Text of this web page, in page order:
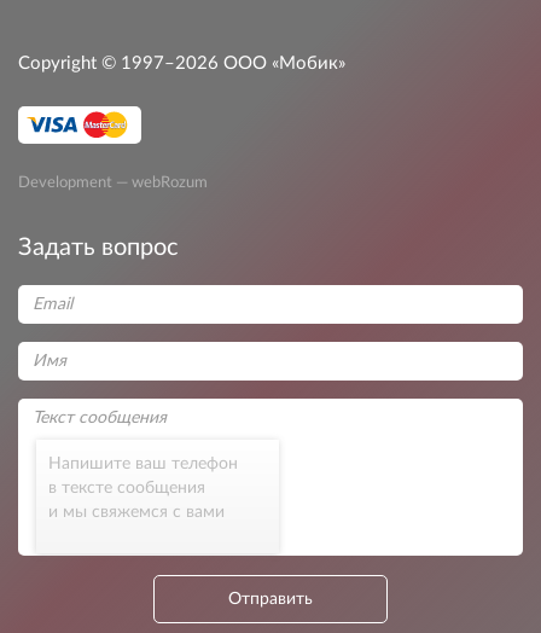
Copyright © 1997–2026 ООО «Мобик»
Development — webRozum
Задать вопрос
Напишите ваш телефон
в тексте сообщения
и мы свяжемся с вами
Отправить